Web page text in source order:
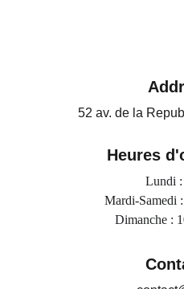
52 av. de la
Heures
Lundi :
Mardi-Samedi
Dimanche :